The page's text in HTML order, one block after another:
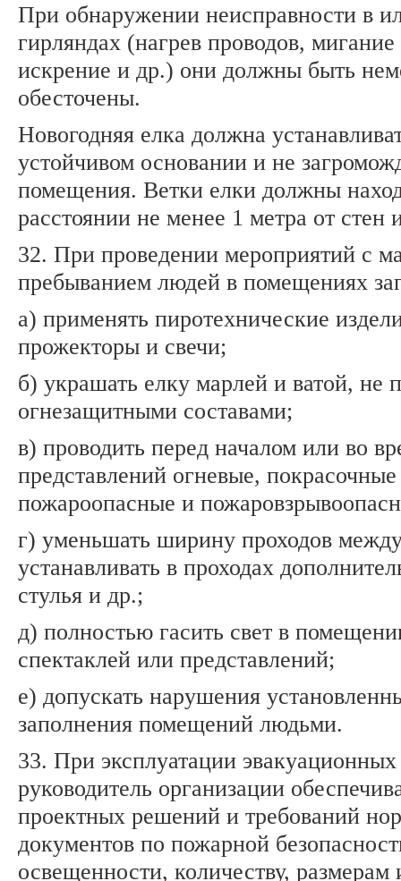
При обнаружении неисправности в
гирляндах (нагрев проводов,
искрение и др.) они должны быть
обесточены.
Новогодняя елка должна
устойчивом основании и не
помещения. Ветки елки должны
расстоянии не менее 1 метра от стен
32. При проведении мероприятий с
пребыванием людей в помещениях
а) применять пиротехнические
прожекторы и свечи;
б) украшать елку марлей и ватой, не
огнезащитными составами;
в) проводить перед началом или во
представлений огневые,
пожароопасные и
г) уменьшать ширину проходов
устанавливать в проходах
стулья и др.;
д) полностью гасить свет в
спектаклей или представлений;
е) допускать нарушения
заполнения помещений людьми.
33. При эксплуатации
руководитель организации
проектных решений и требований
документов по пожарной
освещенности, количеству, размерам